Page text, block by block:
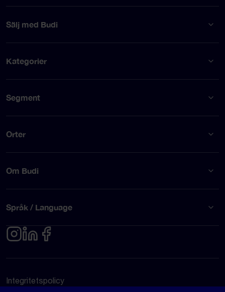
Sälj med Budi
Kategorier
Segment
Orter
Om Budi
Språk / Language
Integritetspolicy